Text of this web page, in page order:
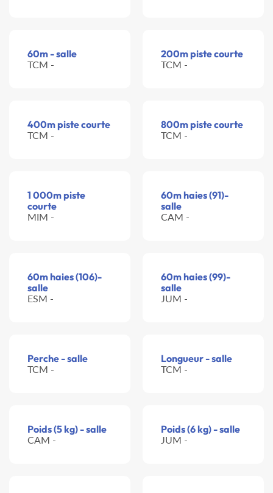
60m - salle
TCM -
200m piste courte
TCM -
400m piste courte
TCM -
800m piste courte
TCM -
1 000m piste
courte
MIM -
60m haies (91)-
salle
CAM -
60m haies (106)-
salle
ESM -
60m haies (99)-
salle
JUM -
Perche - salle
TCM -
Longueur - salle
TCM -
Poids (5 kg) - salle
CAM -
Poids (6 kg) - salle
JUM -